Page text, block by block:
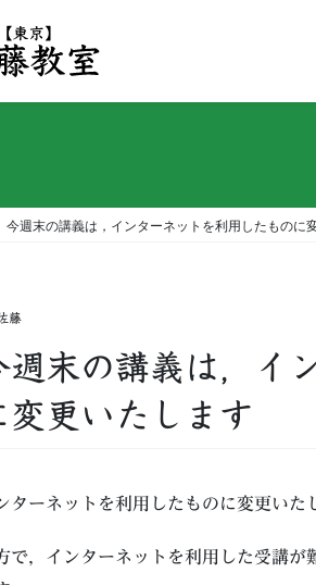
今週末の講義は，インターネットを利用したものに
藤
週末の講義は，イ
変更いたします
ターネットを利用したものに変更いた
で，インターネットを利用した受講が